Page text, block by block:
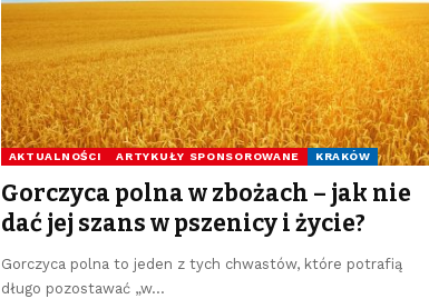
AKTUALNOŚCI ARTYKUŁY SPONSOROWANE KRAKÓW
Gorczyca polna w zbożach – jak nie
dać jej szans w pszenicy i życie?
Gorczyca polna to jeden z tych chwastów, które potrafią
długo pozostawać „w…